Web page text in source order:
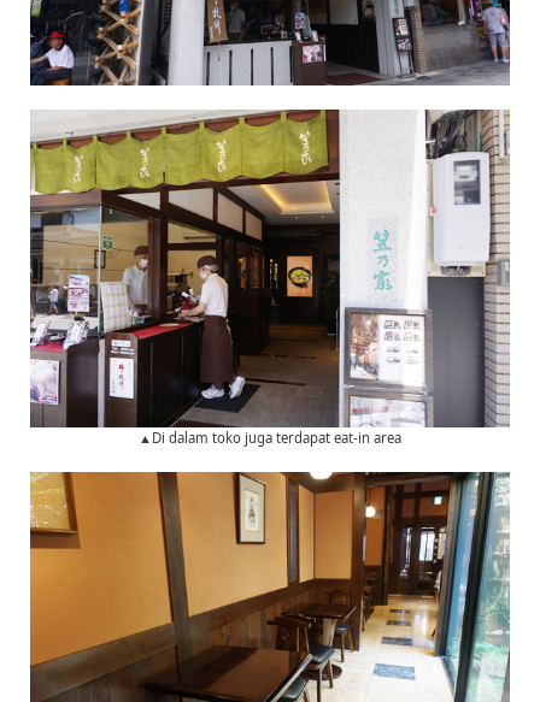
▲Di dalam toko juga terdapat eat-in area